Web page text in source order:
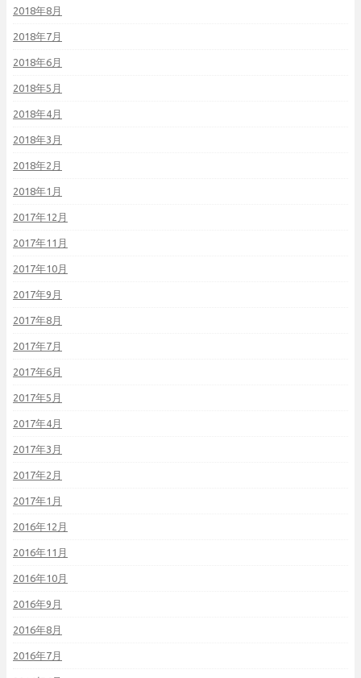
2018年8月
2018年7月
2018年6月
2018年5月
2018年4月
2018年3月
2018年2月
2018年1月
2017年12月
2017年11月
2017年10月
2017年9月
2017年8月
2017年7月
2017年6月
2017年5月
2017年4月
2017年3月
2017年2月
2017年1月
2016年12月
2016年11月
2016年10月
2016年9月
2016年8月
2016年7月